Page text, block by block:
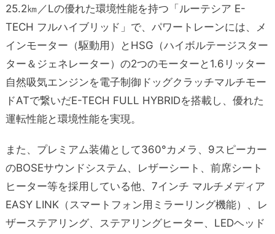
25.2㎞／Lの優れた環境性能を持つ「ルーテシア E-
TECH フルハイブリッド」で、パワートレーンには、メ
インモーター（駆動用）とHSG（ハイボルテージスター
ター＆ジェネレーター）の2つのモーターと1.6リッター
自然吸気エンジンを電子制御ドッグクラッチマルチモー
ドATで繋いだE-TECH FULL HYBRIDを搭載し、優れた
運転性能と環境性能を実現。
また、プレミアム装備として360°カメラ、9スピーカー
のBOSEサウンドシステム、レザーシート、前席シート
ヒーター等を採用している他、7インチ マルチメディア
EASY LINK（スマートフォン用ミラーリング機能）、レ
ザーステアリング、ステアリングヒーター、LEDヘッド